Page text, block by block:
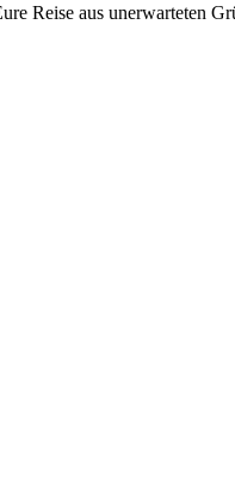
Reise aus unerwarteten